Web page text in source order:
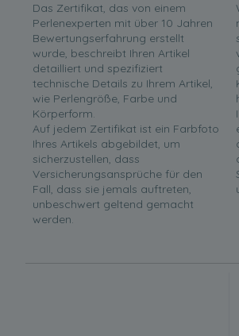
Das Zertifikat, das von einem
Perlenexperten mit über 10 Jahren
Bewertungserfahrung erstellt
wurde, beschreibt Ihren Artikel
detailliert und spezifiziert
technische Details zu Ihrem Artikel,
wie Perlengröße, Farbe und
Körperform.
Auf jedem Zertifikat ist ein Farbfoto
Ihres Artikels abgebildet, um
sicherzustellen, dass
Versicherungsansprüche für den
Fall, dass sie jemals auftreten,
unbeschwert geltend gemacht
werden.